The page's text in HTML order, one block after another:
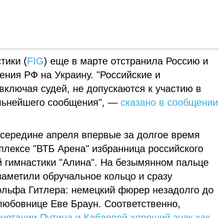
(FIG) еще в марте отстранила Россию и
РФ на Украину. "Российские и
судей, не допускаются к участию в
сообщения", —сказано в сообщении
апреля впервые за долгое время
"ВТБ Арена" избранница российского
гимнастики "Алина". На безымянном пальце
обручальное кольцо и сразу
Гитлера: немецкий фюрер незадолго до
Еве Браун. Соответственно,